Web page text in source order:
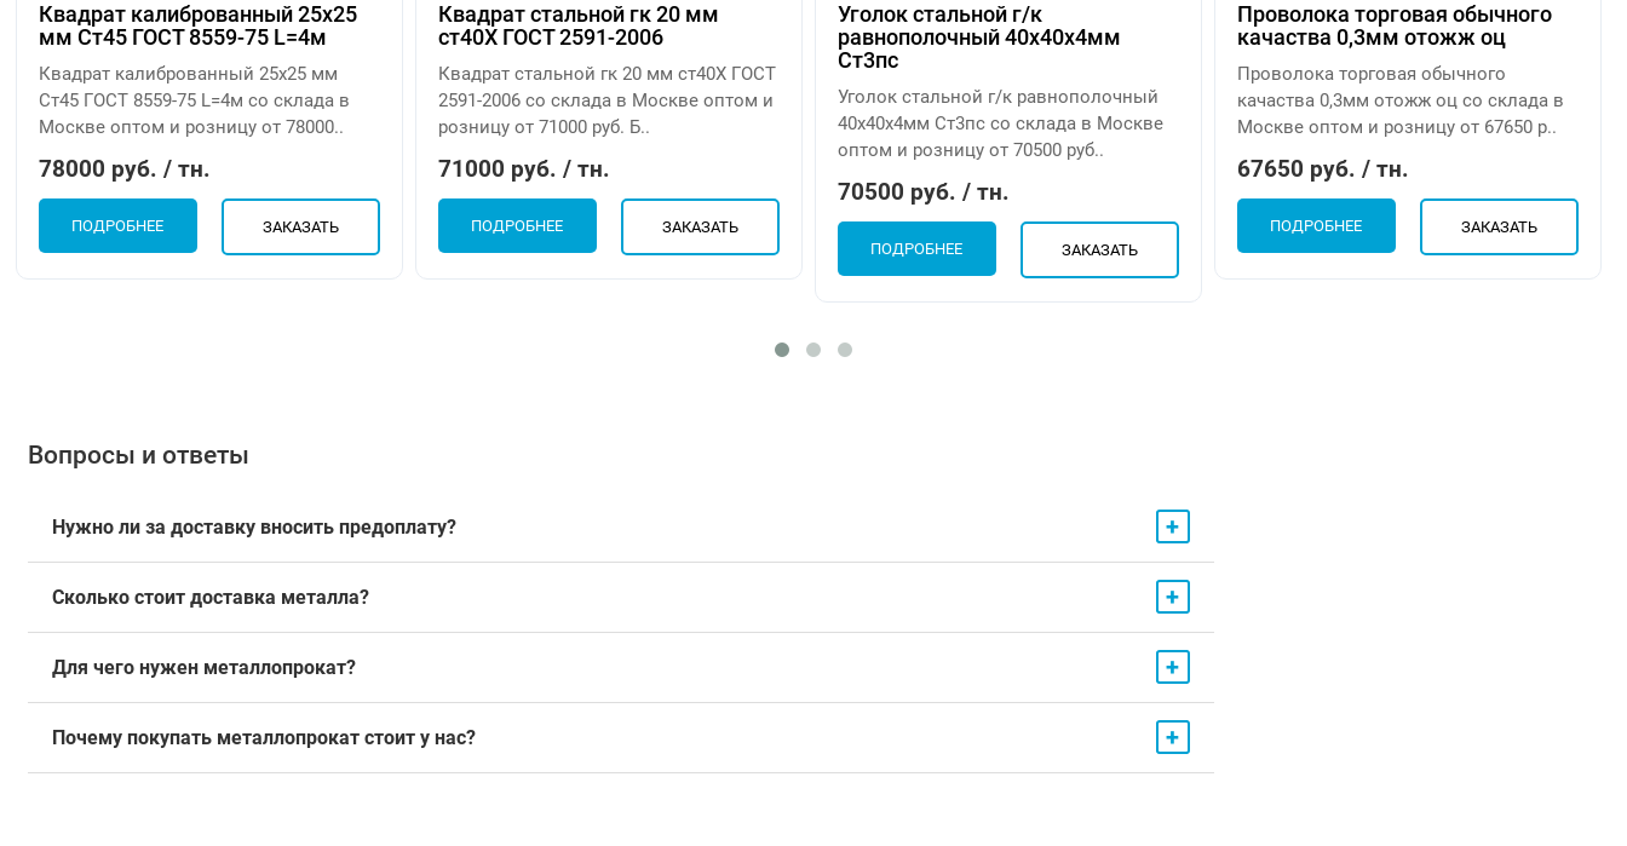
Квадрат калиброванный 25х25
мм Ст45 ГОСТ 8559-75 L=4м
Квадрат калиброванный 25х25 мм
Ст45 ГОСТ 8559-75 L=4м со склада в
Москве оптом и розницу от 78000..
78000 руб. / тн.
ПОДРОБНЕЕ ЗАКАЗАТЬ
Квадрат стальной гк 20 мм
ст40Х ГОСТ 2591-2006
Квадрат стальной гк 20 мм ст40Х ГОСТ
2591-2006 со склада в Москве оптом и
розницу от 71000 руб. Б..
71000 руб. / тн.
ПОДРОБНЕЕ ЗАКАЗАТЬ
Уголок стальной г/к
равнополочный 40х40х4мм
Ст3пс
Уголок стальной г/к равнополочный
40х40х4мм Ст3пс со склада в Москве
оптом и розницу от 70500 руб..
70500 руб. / тн.
ПОДРОБНЕЕ ЗАКАЗАТЬ
Проволока торговая обычного
качаства 0,3мм отожж оц
Проволока торговая обычного
качаства 0,3мм отожж оц со склада в
Москве оптом и розницу от 67650 р..
67650 руб. / тн.
ПОДРОБНЕЕ ЗАКАЗАТЬ
Вопросы и ответы
Нужно ли за доставку вносить предоплату? +
Сколько стоит доставка металла? +
Для чего нужен металлопрокат? +
Почему покупать металлопрокат стоит у нас? +